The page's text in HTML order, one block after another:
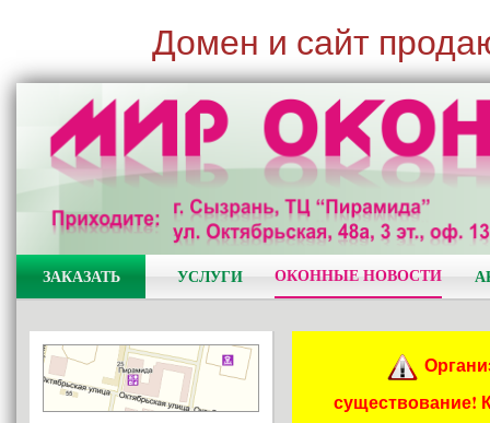
Домен и сайт
ЗАКАЗАТЬ УСЛУГИ ОКОННЫЕ НОВОСТИ
существование!